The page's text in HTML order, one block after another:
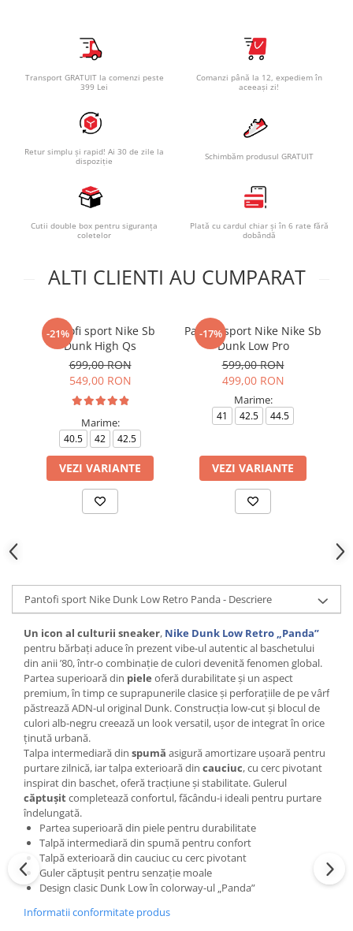
Transport GRATUIT la comenzi peste
399 Lei
Comanzi până la 12, expediem în
aceeași zi!
Retur simplu și rapid! Ai 30 de zile la
dispoziție
Schimbăm produsul GRATUIT
Cutii double box pentru siguranța
coletelor
Plată cu cardul chiar și în 6 rate fără
dobândă
ALTI CLIENTI AU CUMPARAT
-21%
Pantofi sport Nike Sb
Dunk High Qs
699,00 RON
549,00 RON
Marime:
40.5 42 42.5
VEZI VARIANTE
-17%
Pantofi sport Nike Nike Sb
Dunk Low Pro
599,00 RON
499,00 RON
Marime:
41 42.5 44.5
VEZI VARIANTE
Pantofi sport Nike Dunk Low Retro Panda - Descriere
Un icon al culturii sneaker, Nike Dunk Low Retro „Panda”
pentru bărbați aduce în prezent vibe-ul autentic al baschetului
din anii ’80, într-o combinație de culori devenită fenomen global.
Partea superioară din piele oferă durabilitate și un aspect
premium, în timp ce suprapunerile clasice și perforațiile de pe vârf
păstrează ADN-ul original Dunk. Construcția low-cut și blocul de
culori alb-negru creează un look versatil, ușor de integrat în orice
ținută urbană.
Talpa intermediară din spumă asigură amortizare ușoară pentru
purtare zilnică, iar talpa exterioară din cauciuc, cu cerc pivotant
inspirat din baschet, oferă tracțiune și stabilitate. Gulerul
căptușitcompletează confortul, făcându-i ideali pentru purtare
îndelungată.
Partea superioară din piele pentru durabilitate
Talpă intermediară din spumă pentru confort
Talpă exterioară din cauciuc cu cerc pivotant
Guler căptușit pentru senzație moale
Design clasic Dunk Low în colorway-ul „Panda”
Informatii conformitate produs